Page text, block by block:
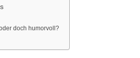
doch humorvoll?